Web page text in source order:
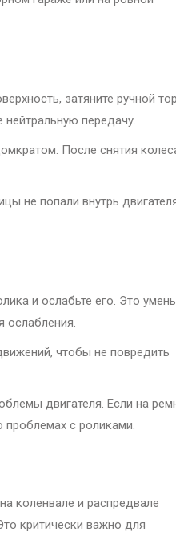
затяните ручной
передачу.
После снятия
не попали внутрь
и ослабьте его. Это
ослабления.
чтобы не повредить
двигателя. Если на
проблемах с роликами.
коленвале и распредвале
критически важно для